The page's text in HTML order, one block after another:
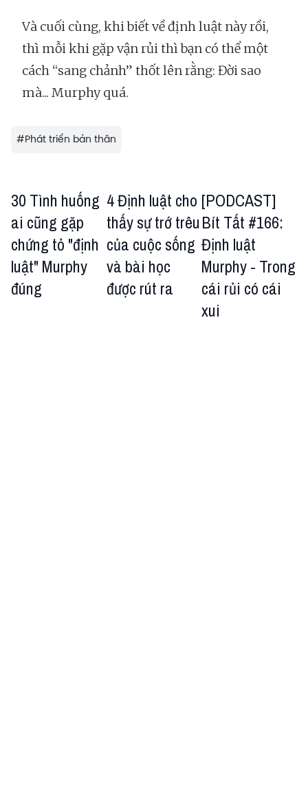
Và cuối cùng, khi biết về định luật này rồi,
thì mỗi khi gặp vận rủi thì bạn có thể một
cách “sang chảnh” thốt lên rằng: Đời sao
mà... Murphy quá.
#Phát triển bản thân
30 Tình huống
ai cũng gặp
chứng tỏ "định
luật" Murphy
đúng
4 Định luật cho
thấy sự trớ trêu
của cuộc sống
và bài học
được rút ra
[PODCAST]
Bít Tất #166:
Định luật
Murphy - Trong
cái rủi có cái
xui